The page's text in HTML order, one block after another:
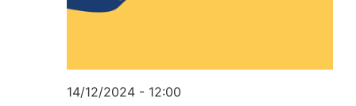
14/12/2024 - 12:00